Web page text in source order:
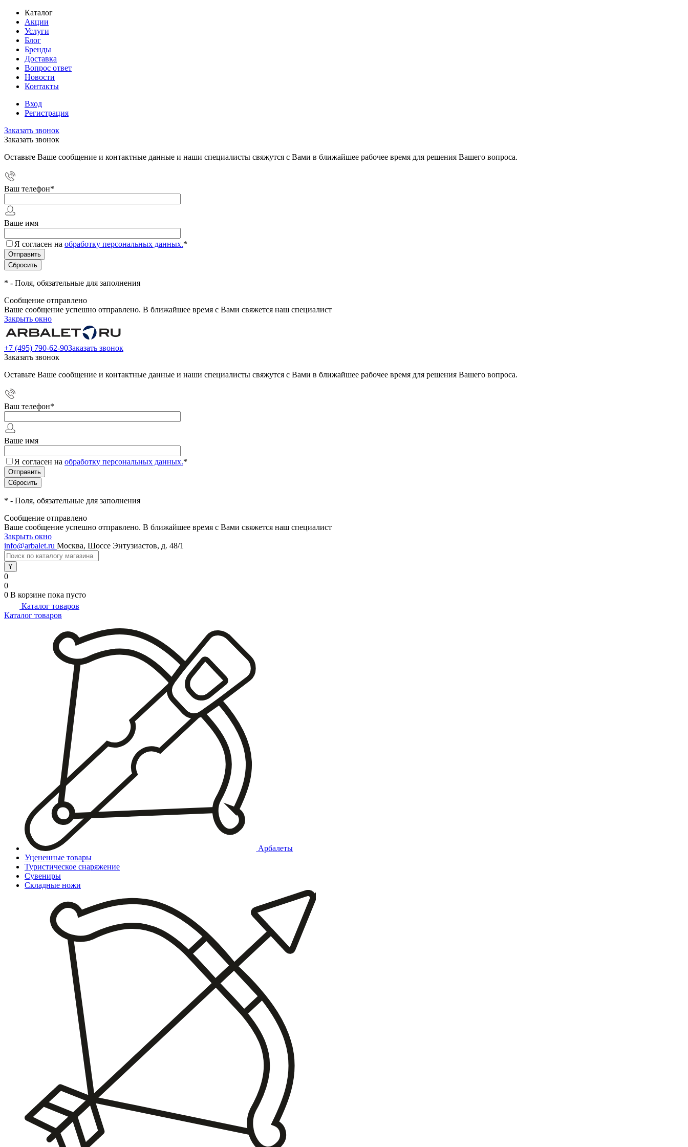
Каталог
Акции
Услуги
Блог
Бренды
Доставка
Вопрос ответ
Новости
Контакты
Вход
Регистрация
Заказать звонок
Заказать звонок
Оставьте Ваше сообщение и контактные данные и наши специалисты свяжутся с Вами в ближайшее рабочее время для решения Вашего вопроса.
Ваш телефон*
Ваше имя
Я согласен на обработку персональных данных.*
* - Поля, обязательные для заполнения
Сообщение отправлено
Ваше сообщение успешно отправлено. В ближайшее время с Вами свяжется наш специалист
Закрыть окно
+7 (495) 790-62-90Заказать звонок
Заказать звонок
Оставьте Ваше сообщение и контактные данные и наши специалисты свяжутся с Вами в ближайшее рабочее время для решения Вашего вопроса.
Ваш телефон*
Ваше имя
Я согласен на обработку персональных данных.*
* - Поля, обязательные для заполнения
Сообщение отправлено
Ваше сообщение успешно отправлено. В ближайшее время с Вами свяжется наш специалист
Закрыть окно
info@arbalet.ru Москва, Шоссе Энтузиастов, д. 48/1
0
0
0 В корзине пока пусто
Каталог товаров
Каталог товаров
Арбалеты
Уцененные товары
Туристическое снаряжение
Сувениры
Складные ножи